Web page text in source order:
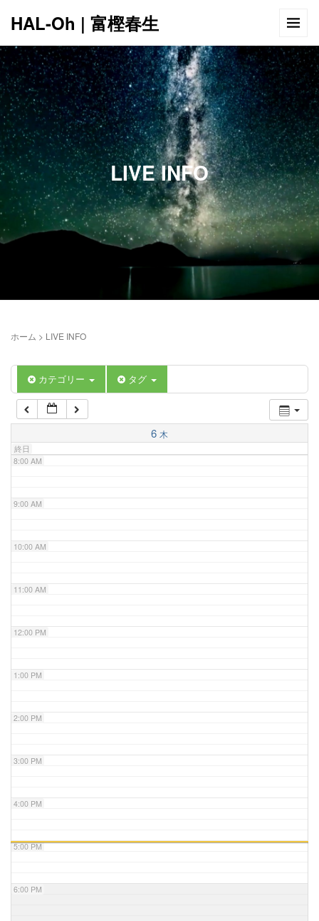
HAL-Oh | 富樫春生
LIVE INFO
ホーム > LIVE INFO
カテゴリー タグ
6 木
終日
12:00 AM
1:00 AM
2:00 AM
5:00 AM
6:00 AM
7:00 AM
8:00 AM
9:00 AM
10:00 AM
11:00 AM
12:00 PM
1:00 PM
2:00 PM
3:00 PM
4:00 PM
5:00 PM
6:00 PM